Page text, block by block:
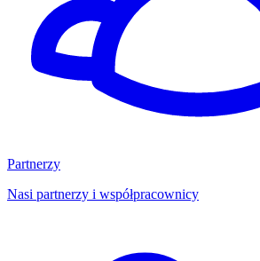
Partnerzy
Nasi partnerzy i współpracownicy